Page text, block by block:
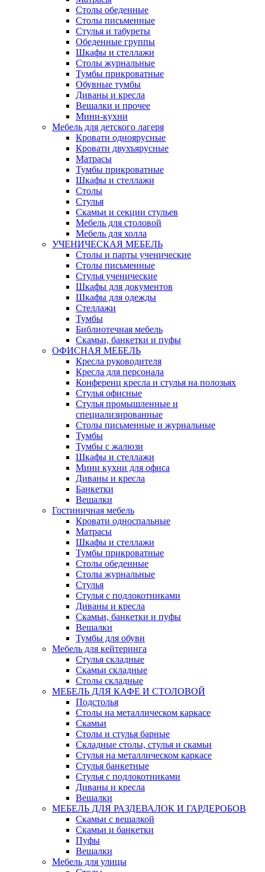
Столы обеденные
Столы письменные
Стулья и табуреты
Обеденные группы
Шкафы и стеллажи
Столы журнальные
Тумбы прикроватные
Обувные тумбы
Диваны и кресла
Вешалки и прочее
Мини-кухни
Мебель для детского лагеря
Кровати одноярусные
Кровати двухъярусные
Матрасы
Тумбы прикроватные
Шкафы и стеллажи
Столы
Стулья
Скамьи и секции стульев
Мебель для столовой
Мебель для холла
УЧЕНИЧЕСКАЯ МЕБЕЛЬ
Столы и парты ученические
Столы письменные
Стулья ученические
Шкафы для документов
Шкафы для одежды
Стеллажи
Тумбы
Библиотечная мебель
Скамьи, банкетки и пуфы
ОФИСНАЯ МЕБЕЛЬ
Кресла руководителя
Кресла для персонала
Конференц кресла и стулья на полозьях
Стулья офисные
Стулья промышленные и
специализированные
Столы письменные и журнальные
Тумбы
Тумбы с жалюзи
Шкафы и стеллажи
Мини кухни для офиса
Диваны и кресла
Банкетки
Вешалки
Гостиничная мебель
Кровати односпальные
Матрасы
Шкафы и стеллажи
Тумбы прикроватные
Столы обеденные
Столы журнальные
Стулья
Стулья с подлокотниками
Диваны и кресла
Скамьи, банкетки и пуфы
Вешалки
Тумбы для обуви
Мебель для кейтеринга
Стулья складные
Скамьи складные
Столы складные
МЕБЕЛЬ ДЛЯ КАФЕ И СТОЛОВОЙ
Подстолья
Столы на металлическом каркасе
Скамьи
Столы и стулья барные
Складные столы, стулья и скамьи
Стулья на металлическом каркасе
Стулья банкетные
Стулья с подлокотниками
Диваны и кресла
Вешалки
МЕБЕЛЬ ДЛЯ РАЗДЕВАЛОК И ГАРДЕРОБОВ
Скамьи с вешалкой
Скамьи и банкетки
Пуфы
Вешалки
Мебель для улицы